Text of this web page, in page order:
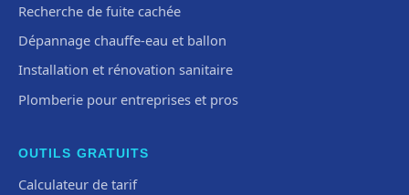
Recherche de fuite cachée
Dépannage chauffe-eau et ballon
Installation et rénovation sanitaire
Plomberie pour entreprises et pros
OUTILS GRATUITS
Calculateur de tarif